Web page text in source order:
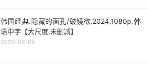
韩国经典.隐藏的面孔/破镜欲.2024.1080p.韩
语中字【大尺度.未删减】
2026-06-05